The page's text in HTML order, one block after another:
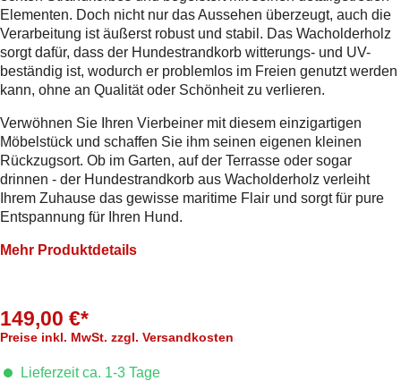
Elementen. Doch nicht nur das Aussehen überzeugt, auch die
Verarbeitung ist äußerst robust und stabil. Das Wacholderholz
sorgt dafür, dass der Hundestrandkorb witterungs- und UV-
beständig ist, wodurch er problemlos im Freien genutzt werden
kann, ohne an Qualität oder Schönheit zu verlieren.
Verwöhnen Sie Ihren Vierbeiner mit diesem einzigartigen
Möbelstück und schaffen Sie ihm seinen eigenen kleinen
Rückzugsort. Ob im Garten, auf der Terrasse oder sogar
drinnen - der Hundestrandkorb aus Wacholderholz verleiht
Ihrem Zuhause das gewisse maritime Flair und sorgt für pure
Entspannung für Ihren Hund.
Mehr Produktdetails
149,00 €*
Preise inkl. MwSt. zzgl. Versandkosten
Lieferzeit ca. 1-3 Tage